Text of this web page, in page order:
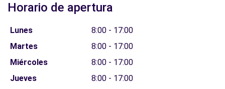
Horario de apertura
Lunes
8:00 - 17:00
Martes
8:00 - 17:00
Miércoles
8:00 - 17:00
Jueves
8:00 - 17:00